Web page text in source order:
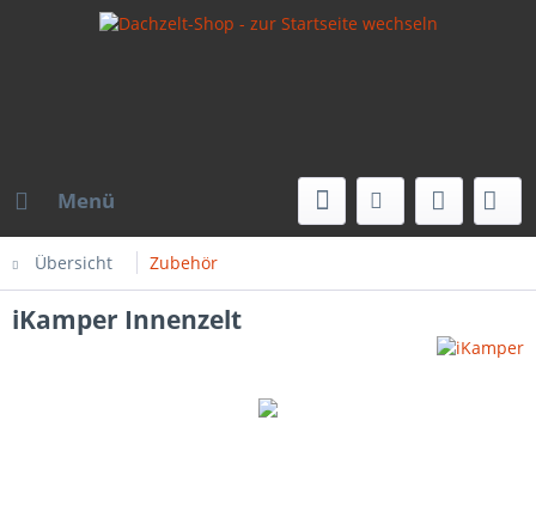
Menü
Übersicht Zubehör
iKamper Innenzelt